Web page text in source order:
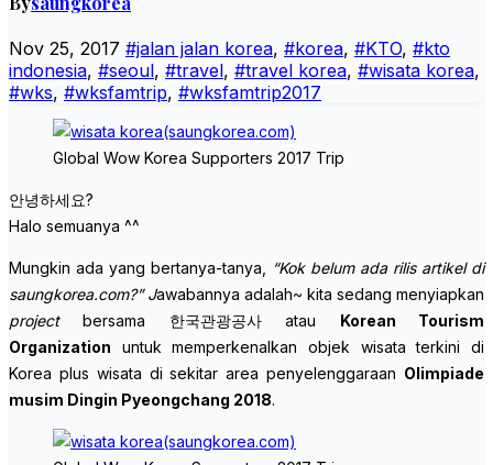
Nov 25, 2017 #jalan jalan korea, #korea, #KTO, #kto
indonesia, #seoul, #travel, #travel korea, #wisata korea,
#wks, #wksfamtrip, #wksfamtrip2017
Global Wow Korea Supporters 2017 Trip
안녕하세요?
Halo semuanya ^^
Mungkin ada yang bertanya-tanya, “Kok belum ada rilis artikel di
saungkorea.com?” Jawabannya adalah~ kita sedang menyiapkan
projectbersama 한국관광공사 atau Korean Tourism
Organization untuk memperkenalkan objek wisata terkini di
Korea plus wisata di sekitar area penyelenggaraan Olimpiade
musim Dingin Pyeongchang 2018.